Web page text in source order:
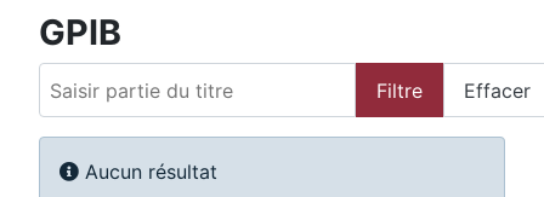
GPIB
Filtre Effacer
Information
Aucun résultat